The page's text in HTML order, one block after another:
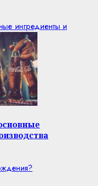
ингредиенты и